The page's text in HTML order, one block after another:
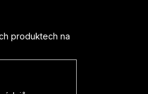
produktech na